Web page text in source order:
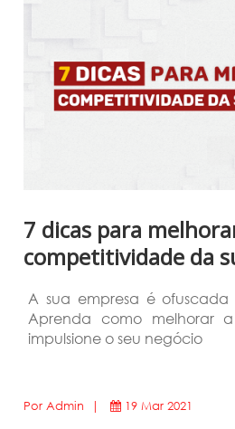
7 dicas para
competitividade da
A sua empresa é
Aprenda como melhorar
impulsione o seu negócio
Por Admin | 19 Mar 2021